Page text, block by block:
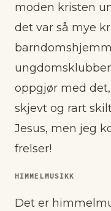
moden kristen
det var så mye
oppgjør med
skjevt og rart
Jesus, men jeg
frelser!
HIMMELMUSIKK
Det er